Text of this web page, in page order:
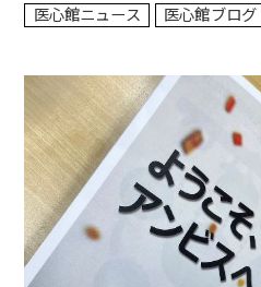
医心館ニュース
医心館ブログ